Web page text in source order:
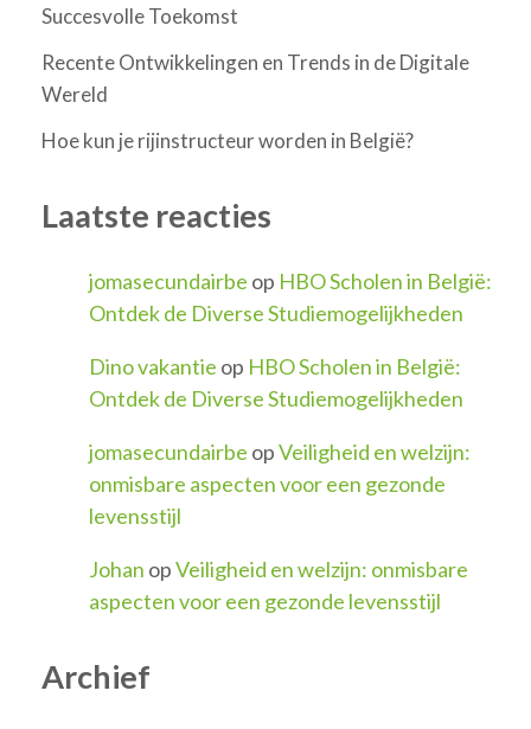
Succesvolle Toekomst
Recente Ontwikkelingen en Trends in de Digitale
Wereld
Hoe kun je rijinstructeur worden in België?
Laatste reacties
jomasecundairbe op HBO Scholen in België:
Ontdek de Diverse Studiemogelijkheden
Dino vakantie op HBO Scholen in België:
Ontdek de Diverse Studiemogelijkheden
jomasecundairbe opVeiligheid en welzijn:
onmisbare aspecten voor een gezonde
levensstijl
Johan opVeiligheid en welzijn: onmisbare
aspecten voor een gezonde levensstijl
Archief